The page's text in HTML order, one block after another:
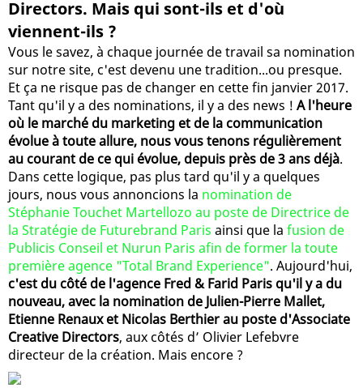
Directors. Mais qui sont-ils et d'où
viennent-ils ?
Vous le savez, à chaque journée de travail sa nomination
sur notre site, c'est devenu une tradition...ou presque.
Et ça ne risque pas de changer en cette fin janvier 2017.
Tant qu'il y a des nominations, il y a des news ! A l'heure
où le marché du marketing et de la communication
évolue à toute allure, nous vous tenons régulièrement
au courant de ce qui évolue, depuis près de 3 ans déjà.
Dans cette logique, pas plus tard qu'il y a quelques
jours, nous vous annoncions la nomination de
Stéphanie Touchet Martellozo au poste de Directrice de
la Stratégie de Futurebrand Paris ainsi que la fusion de
Publicis Conseil et Nurun Paris afin de former la toute
première agence "Total Brand Experience". Aujourd'hui,
c'est du côté de l'agence Fred & Farid Paris qu'il y a du
nouveau, avec la nomination de Julien-Pierre Mallet,
Etienne Renaux et Nicolas Berthier au poste d'Associate
Creative Directors, aux côtés d’ Olivier Lefebvre
directeur de la création. Mais encore ?